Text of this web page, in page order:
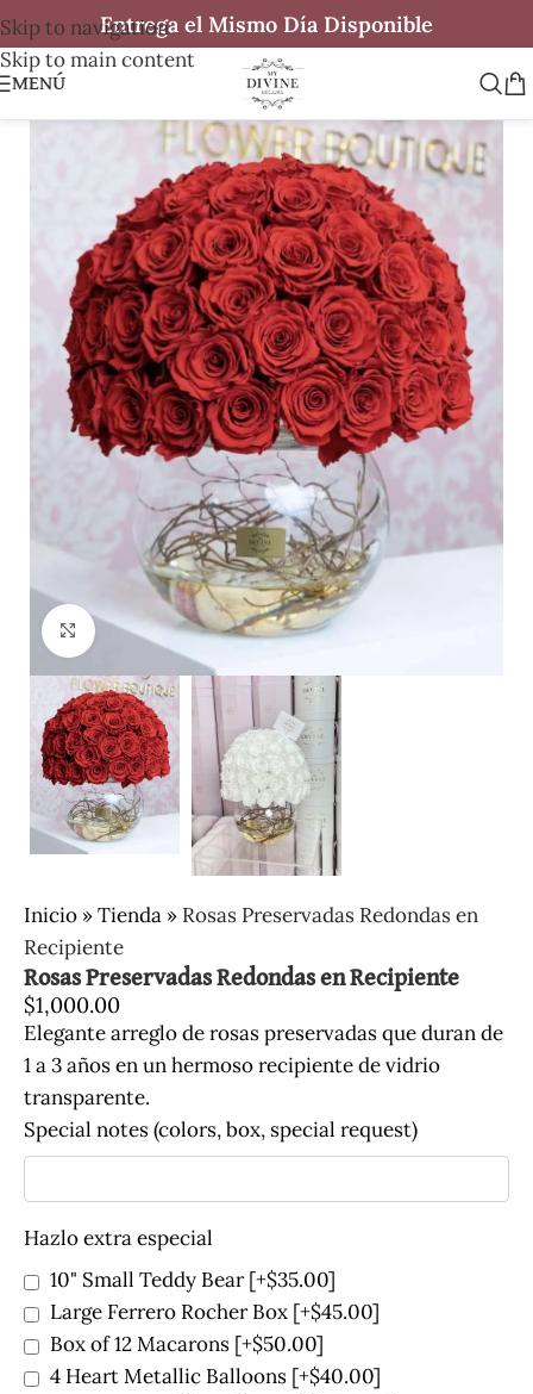
Skip to navigation
Skip to main content
Entrega el Mismo Día Disponible
MENÚ
Clic para ampliar
Inicio »Tienda » Rosas Preservadas Redondas en
Recipiente
Rosas Preservadas Redondas en Recipiente
$1,000.00
Elegante arreglo de rosas preservadas que duran de
1 a 3 años en un hermoso recipiente de vidrio
transparente.
Special notes (colors, box, special request)
Hazlo extra especial
10" Small Teddy Bear[+$35.00]
Large Ferrero Rocher Box [+$45.00]
Box of 12 Macarons [+$50.00]
4 Heart Metallic Balloons [+$40.00]